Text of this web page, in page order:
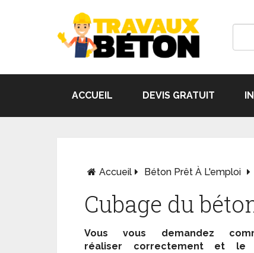
ACCUEIL DEVIS GRATUIT
Accueil Béton Prêt À L'emploi
Cubage du
Vous vous demandez
réaliser correctement et le